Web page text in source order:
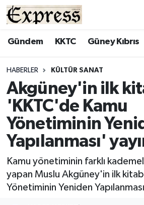
Gündem KKTC Güney Kıbrıs
HABERLER KÜLTÜR SANAT
Akgüney'in ilk
'KKTC'de Kamu
Yönetiminin
Yapılanması'
Kamu yönetiminin farklı
yapan Muslu Akgüney'in ilk
Yönetiminin Yeniden
ALAYKÖY
BİLİM
ÇATALKÖY
DÜNYA
EĞİTİM
EKONOMİ
Hava Durumu
Süper Lig Puan Durumu ve
Tüm Manşetler
Son Dakika Haberleri
Haber Arşivi